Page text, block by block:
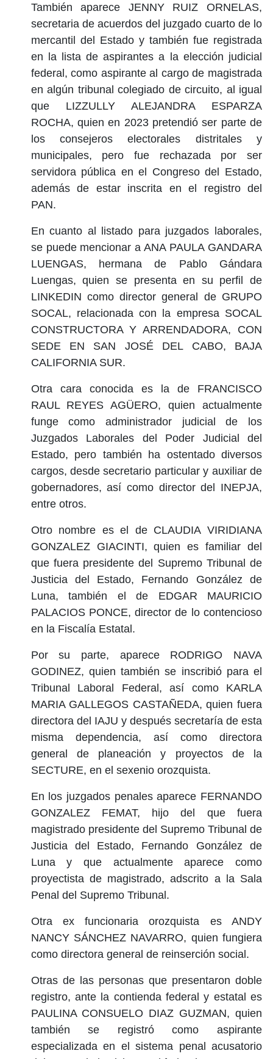
También aparece JENNY RUIZ ORNELAS,
secretaria de acuerdos del juzgado cuarto de lo
mercantil del Estado y también fue registrada
en la lista de aspirantes a la elección judicial
federal, como aspirante al cargo de magistrada
en algún tribunal colegiado de circuito, al igual
que LIZZULLY ALEJANDRA ESPARZA
ROCHA, quien en 2023 pretendió ser parte de
los consejeros electorales distritales y
municipales, pero fue rechazada por ser
servidora pública en el Congreso del Estado,
además de estar inscrita en el registro del
PAN.
En cuanto al listado para juzgados laborales,
se puede mencionar a ANA PAULA GANDARA
LUENGAS, hermana de Pablo Gándara
Luengas, quien se presenta en su perfil de
LINKEDIN como director general de GRUPO
SOCAL, relacionada con la empresa SOCAL
CONSTRUCTORA Y ARRENDADORA, CON
SEDE EN SAN JOSÉ DEL CABO, BAJA
CALIFORNIA SUR.
Otra cara conocida es la de FRANCISCO
RAUL REYES AGÜERO, quien actualmente
funge como administrador judicial de los
Juzgados Laborales del Poder Judicial del
Estado, pero también ha ostentado diversos
cargos, desde secretario particular y auxiliar de
gobernadores, así como director del INEPJA,
entre otros.
Otro nombre es el de CLAUDIA VIRIDIANA
GONZALEZ GIACINTI, quien es familiar del
que fuera presidente del Supremo Tribunal de
Justicia del Estado, Fernando González de
Luna, también el de EDGAR MAURICIO
PALACIOS PONCE, director de lo contencioso
en la Fiscalía Estatal.
Por su parte, aparece RODRIGO NAVA
GODINEZ, quien también se inscribió para el
Tribunal Laboral Federal, así como KARLA
MARIA GALLEGOS CASTAÑEDA, quien fuera
directora del IAJU y después secretaría de esta
misma dependencia, así como directora
general de planeación y proyectos de la
SECTURE, en el sexenio orozquista.
En los juzgados penales aparece FERNANDO
GONZALEZ FEMAT, hijo del que fuera
magistrado presidente del Supremo Tribunal de
Justicia del Estado, Fernando González de
Luna y que actualmente aparece como
proyectista de magistrado, adscrito a la Sala
Penal del Supremo Tribunal.
Otra ex funcionaria orozquista es ANDY
NANCY SÁNCHEZ NAVARRO, quien fungiera
como directora general de reinserción social.
Otras de las personas que presentaron doble
registro, ante la contienda federal y estatal es
PAULINA CONSUELO DIAZ GUZMAN, quien
también se registró como aspirante
especializada en el sistema penal acusatorio